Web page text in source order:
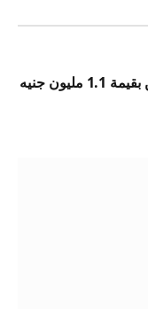
يقدم Atom Bank قرضًا لرعاية المسنين بقيمة 1.1 مليون جنيه